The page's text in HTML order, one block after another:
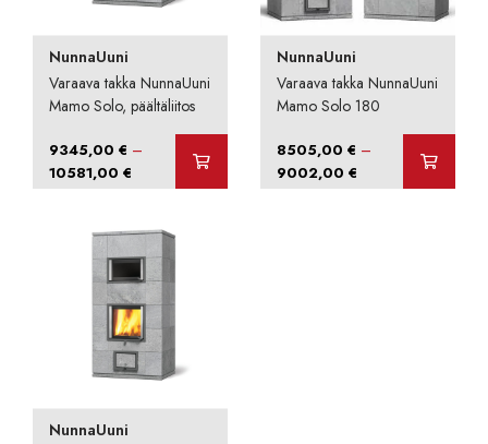
NunnaUuni
Varaava takka NunnaUuni
Mamo Solo, päältäliitos
9345,00€ –
10581,00€ Hintaluokka:
9345,00 €
10581,00 €
NunnaUuni
Varaava takka NunnaUuni
Mamo Solo 180
8505,00€ –
9002,00€ Hintaluokka:
8505,00 €
NunnaUuni